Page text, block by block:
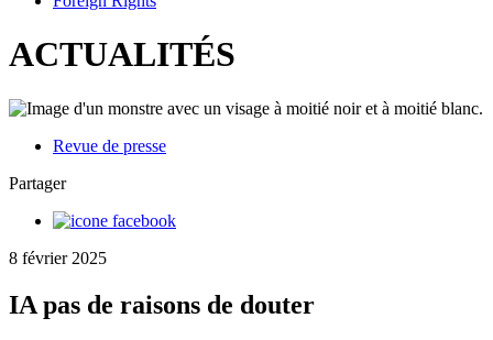
ACTUALITÉS
Revue de presse
Partager
8 février 2025
IA pas de raisons de douter